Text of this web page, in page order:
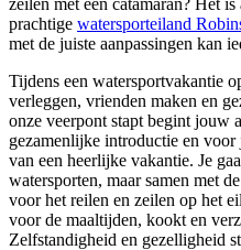
prachtige watersporteiland
met de juiste aanpassingen kan
Tijdens een watersportvakantie
verleggen, vrienden maken en
onze veerpont stapt begint jouw
gezamenlijke introductie en
van een heerlijke vakantie. Je
watersporten, maar samen met
voor het reilen en zeilen op het
voor de maaltijden, kookt en
Zelfstandigheid en gezelligheid